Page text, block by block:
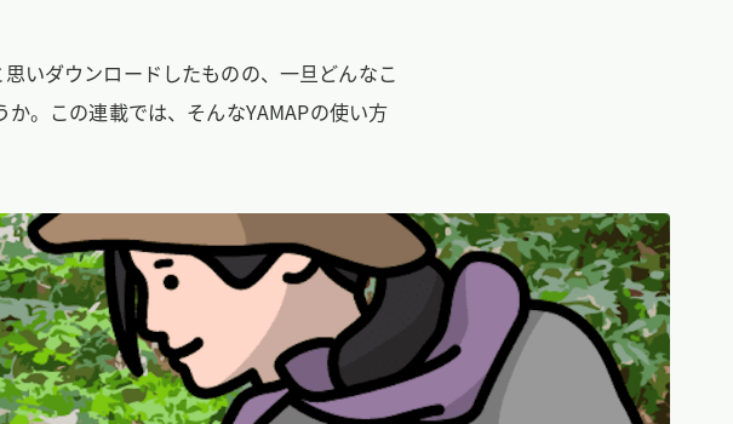
いダウンロードしたものの、一旦どんなこ
。この連載では、そんなYAMAPの使い方